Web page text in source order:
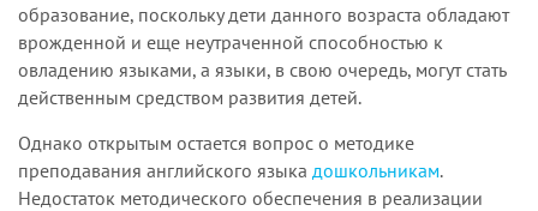
образование, поскольку дети данного возраста обладают
врожденной и еще неутраченной способностью к
овладению языками, а языки, в свою очередь, могут стать
действенным средством развития детей.
Однако открытым остается вопрос о методике
преподавания английского языка дошкольникам.
Недостаток методического обеспечения в реализации